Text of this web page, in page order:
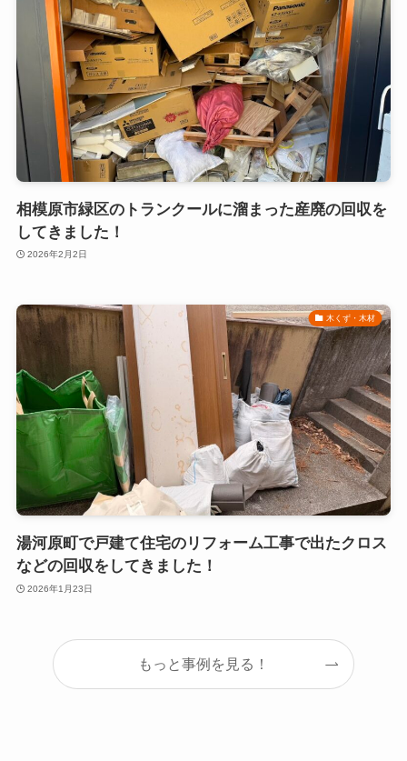
相模原市緑区のトランクールに溜まった産廃の回収を
してきました！
2026年2月2日
木くず・木材
湯河原町で戸建て住宅のリフォーム工事で出たクロス
などの回収をしてきました！
2026年1月23日
もっと事例を見る！